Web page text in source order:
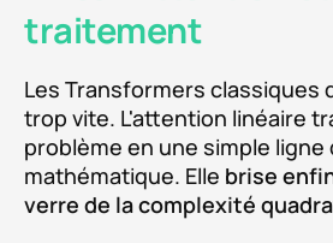
traitement
Les Transformers classiques
trop vite. L'attention linéaire
problème en une simple ligne
mathématique. Elle brise
verre de la complexité